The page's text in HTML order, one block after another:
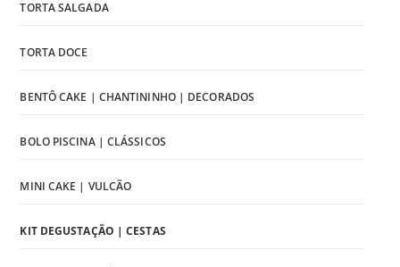
TORTA SALGADA
TORTA DOCE
BENTÔ CAKE | CHANTININHO | DECORADOS
BOLO PISCINA | CLÁSSICOS
MINI CAKE | VULCÃO
KIT DEGUSTAÇÃO | CESTAS